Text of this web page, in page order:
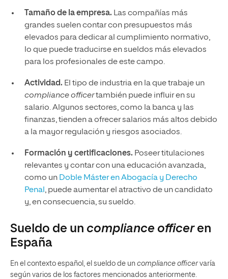
Tamaño de la empresa. Las compañías más
grandes suelen contar con presupuestos más
elevados para dedicar al cumplimiento normativo,
lo que puede traducirse en sueldos más elevados
para los profesionales de este campo.
Actividad. El tipo de industria en la que trabaje un
compliance officertambién puede influir en su
salario. Algunos sectores, como la banca y las
finanzas, tienden a ofrecer salarios más altos debido
a la mayor regulación y riesgos asociados.
Formación y certificaciones. Poseer titulaciones
relevantes y contar con una educación avanzada,
como un Doble Máster en Abogacía y Derecho
Penal , puede aumentar el atractivo de un candidato
y, en consecuencia, su sueldo.
Sueldo de un compliance officeren
España
En el contexto español, el sueldo de un compliance officervaría
según varios de los factores mencionados anteriormente.